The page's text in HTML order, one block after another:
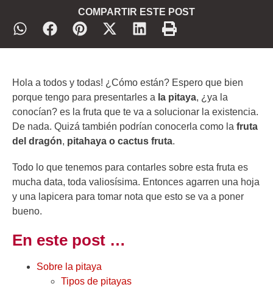
COMPARTIR ESTE POST
Hola a todos y todas! ¿Cómo están? Espero que bien
porque tengo para presentarles a la pitaya, ¿ya la
conocían? es la fruta que te va a solucionar la existencia.
De nada. Quizá también podrían conocerla como la fruta
del dragón, pitahaya o cactus fruta.
Todo lo que tenemos para contarles sobre esta fruta es
mucha data, toda valiosísima. Entonces agarren una hoja
y una lapicera para tomar nota que esto se va a poner
bueno.
En este post …
Sobre la pitaya
Tipos de pitayas